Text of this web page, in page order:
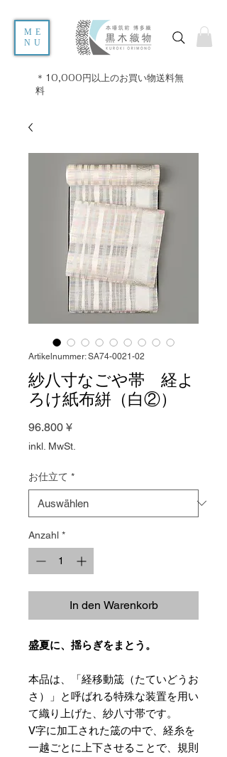
ME
NU
＊10,000円以上のお買い物送料無
料
Artikelnummer: SA74-0021-02
紗八寸なごや帯 経よ
ろけ紙布絣（白②）
96.800 ¥Preis
inkl. MwSt.
お仕立て *
Anzahl *
In den Warenkorb
盛夏に、揺らぎをまとう。
本品は、「経移動筬（たていどうお
さ）」と呼ばれる特殊な装置を用い
て織り上げた、紗八寸帯です。
V字に加工された筬の中で、経糸を
一越ごとに上下させることで、規則